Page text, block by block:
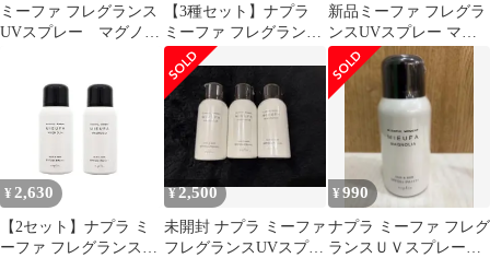
ミーファ フレグランス
UVスプレー マグノリ
【3種セット】ナプラ
ミーファ フレグランス
UVスプレー 80g クリア
＆ マグノリア ＆ テン
ダーリリィ 【日焼け止
めスプレー】
新品ミーファ フレグラ
ンスUVスプレー マグ
ノリア 日焼け止め
ヘアフレグランス
¥ 2,630
【2セット】ナプラ ミ
ーファ フレグランス
¥2,500
未開封 ナプラ ミーファ
フレグランスUVスプレ
¥990
ナプラ ミーファ フレグ
ランスＵＶスプレー